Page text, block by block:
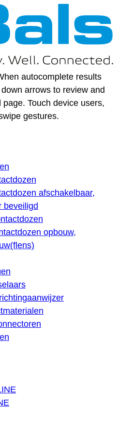
autocomplete results
arrows to review and
Touch device users,
gestures.
afschakelbaar,
beveiligd
opbouw,